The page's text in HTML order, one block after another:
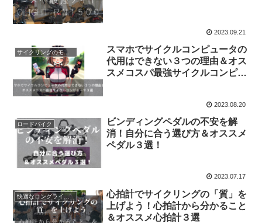
2023.09.21
サイクリングのモチベーションアップ
スマホでサイクルコンピュータの
代用はできない３つの理由＆オス
スメコスパ最強サイクルコンピュ
2023.08.20
ロードバイク
ビンディングペダルの不安を解
消！自分に合う選び方＆オススメ
ペダル３選！
2023.07.17
快適なロングライドのためのアイテム
心拍計でサイクリングの「質」を
上げよう！心拍計から分かること
＆オススメ心拍計３選